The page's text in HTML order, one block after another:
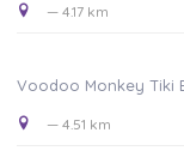
— 4.17 km
Voodoo Monkey Tiki
— 4.51 km